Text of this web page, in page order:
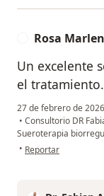
Rosa
Un excelente
el tratamiento.
27 de febrero de 2026
• Consultorio DR
Sueroterapia
• en opinión del
Reportar